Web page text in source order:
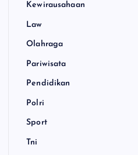
Kewirausahaan
Law
Olahraga
Pariwisata
Pendidikan
Polri
Sport
Tni